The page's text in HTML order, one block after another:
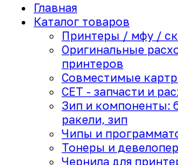
Главная
Каталог товаров
Принтеры / мфу /
Оригинальные
принтеров
Совместимые
CET - запчасти и
Зип и компоненты:
ракели, зип
Чипы и
Тонеры и
Чернила для